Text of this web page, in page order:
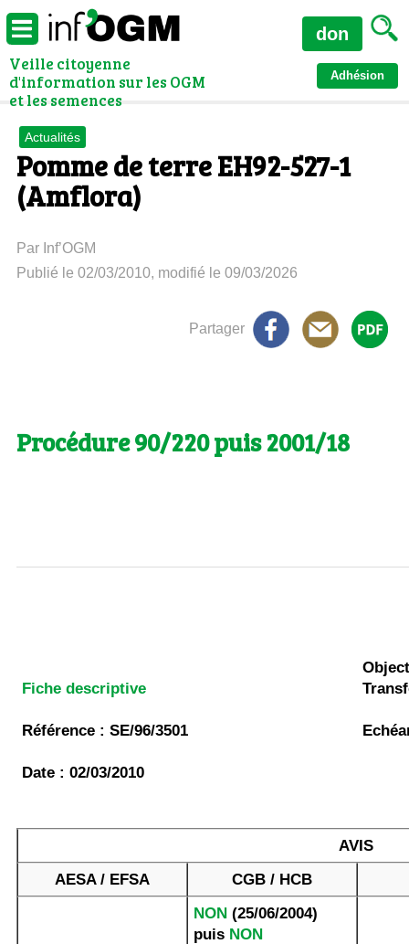
Veille citoyenne
d'information sur les OGM
et les semences
Adhésion
don
Actualités
Pomme de terre EH92-527-1
(Amflora)
Par Inf’OGM
Publié le 02/03/2010, modifié le 09/03/2026
Partager
Procédure 90/220 puis 2001/18
Fiche descriptive
Référence : SE/96/3501
Date : 02/03/2010
AVIS
AESA / EFSA
CGB / HCB
NON(25/06/2004)
puis NON